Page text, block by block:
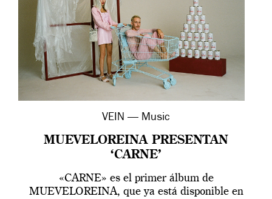
VEIN — Music
MUEVELOREINA PRESENTAN
‘CARNE’
«CARNE» es el primer álbum de
MUEVELOREINA, que ya está disponible en